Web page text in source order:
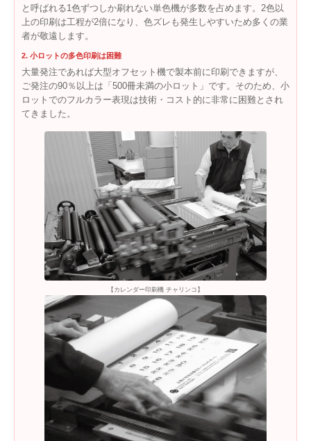
と呼ばれる1色ずつしか刷れない単色機が多数を占めます。2色以
上の印刷は工程が2倍になり、色ズレも発生しやすいため多くの業
者が敬遠します。
2. 小ロットの多色印刷は困難
大量発注であれば大型オフセット機で製本前に印刷できますが、
ご発注の90％以上は「500冊未満の小ロット」です。そのため、小
ロットでのフルカラー表現は技術・コスト的に非常に困難とされ
てきました。
【カレンダー印刷機 チャリンコ】